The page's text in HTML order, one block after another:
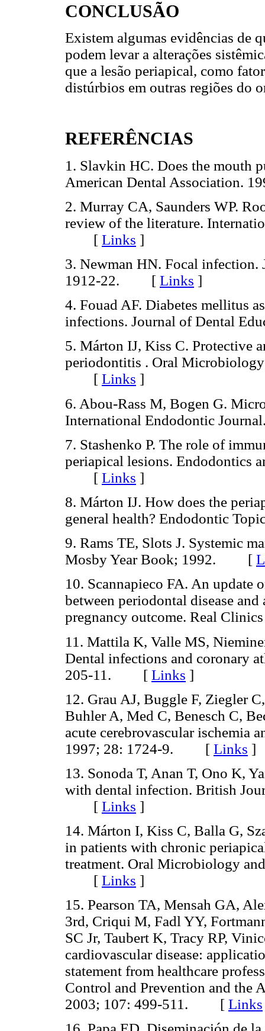
CONCLUSÃO
Existem algumas evidências de
podem levar a alterações
que a lesão periapical, como
distúrbios em outras regiões do
REFERÊNCIAS
1. Slavkin HC. Does the mouth
American Dental
2. Murray CA, Saunders WP.
review of the literature.
[ Links ]
3. Newman HN. Focal infection.
1912-22. [ Links ]
4. Fouad AF. Diabetes mellitus
infections. Journal of Dental
5. Márton IJ, Kiss C. Protective
periodontitis . Oral
[ Links ]
6. Abou-Rass M, Bogen G.
International Endodontic
7. Stashenko P. The role of
periapical lesions. Endodontics
[ Links ]
8. Márton IJ. How does the
general health? Endodontic
9. Rams TE, Slots J. Systemic
Mosby Year Book; 1992. [
10. Scannapieco FA. An update
between periodontal disease
pregnancy outcome. Real
11. Mattila K, Valle MS,
Dental infections and coronary
205-11. [ Links ]
12. Grau AJ, Buggle F, Ziegler
Buhler A, Med C, Benesch C,
acute cerebrovascular ischemia
1997; 28: 1724-9. [ Links ]
13. Sonoda T, Anan T, Ono K,
with dental infection. British
[ Links ]
14. Márton I, Kiss C, Balla G,
in patients with chronic
treatment. Oral Microbiology
[ Links ]
15. Pearson TA, Mensah GA,
3rd, Criqui M, Fadl YY,
SC Jr, Taubert K, Tracy RP,
cardiovascular disease:
statement from healthcare
Control and Prevention and the
2003; 107: 499-511. [ Links